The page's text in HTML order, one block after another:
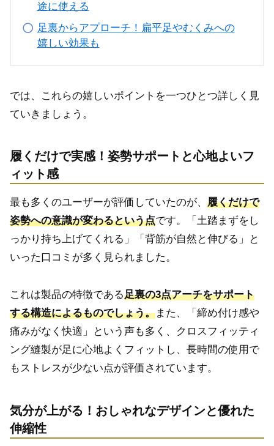
途に使える
足裏からアプローチ！扁平足やむくみへの
嬉しい効果も
では、これらの嬉しいポイントを一つひとつ詳しく見
ていきましょう。
履くだけで実感！姿勢サポートと心地よいフ
ィット感
最も多くのユーザーが評価していたのが、 履くだけで
姿勢への意識が変わるという点です。「土踏まずをし
っかり持ち上げてくれる」「背筋が自然と伸びる」と
いった口コミが多く見られました。
これは製品の特徴である足裏の3点アーチをサポート
する構造によるものでしょう。また、「締め付け感や
痛みがなく快適」という声も多く、クロスフィッティ
ング縫製が足に心地よくフィットし、長時間の使用で
もストレスが少ない点が評価されています。
気分が上がる！おしゃれなデザインと優れた
伸縮性